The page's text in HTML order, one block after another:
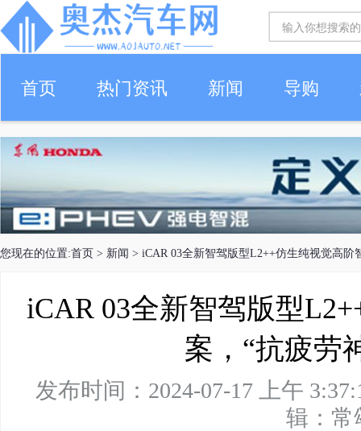
首页 热门资讯 新闻 导购
您现在的位置:首页 > 新闻 > iCAR 03全新智驾版型L2++仿生纯视觉高阶
iCAR 03全新智驾版型
案，“抗疲劳
发布时间：2024-07-17 上午
辑：